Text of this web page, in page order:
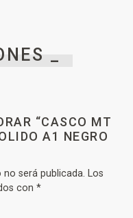
_
“CASCO MT
A1 NEGRO
será publicada. Los
con *